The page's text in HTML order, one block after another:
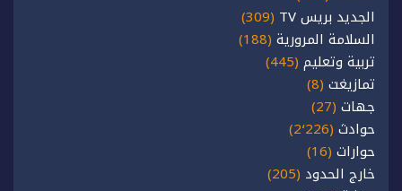
الجديد بريس TV
(309)
السلامة المرورية (188)
تربية وتعليم (445)
تمازيغت (8)
جهات (27)
حوادث (2٬226)
حوارات (16)
خارج الحدود (205)